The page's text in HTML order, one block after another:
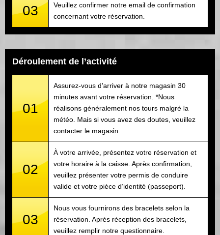
03
Veuillez confirmer notre email de confirmation
concernant votre réservation.
Déroulement de l’activité
01
Assurez-vous d’arriver à notre magasin 30
minutes avant votre réservation. *Nous
réalisons généralement nos tours malgré la
météo. Mais si vous avez des doutes, veuillez
contacter le magasin.
02
À votre arrivée, présentez votre réservation et
votre horaire à la caisse. Après confirmation,
veuillez présenter votre permis de conduire
valide et votre pièce d’identité (passeport).
03
Nous vous fournirons des bracelets selon la
réservation. Après réception des bracelets,
veuillez remplir notre questionnaire.